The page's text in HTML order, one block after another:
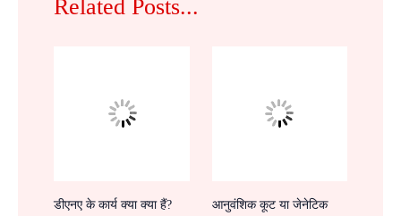
Related Posts...
डीएनए के कार्य क्या क्या हैं?
आनुवंशिक कूट या जेनेटिक